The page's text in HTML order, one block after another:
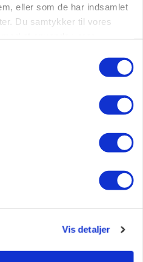
eller som de har indsamlet
Du samtykker til vores
Vis detaljer
regler øger landbobanks